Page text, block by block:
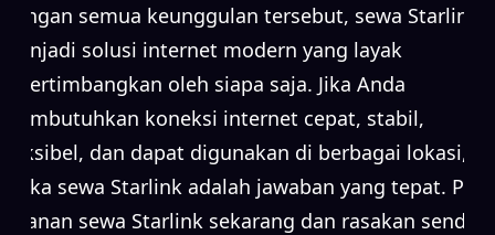
Dengan semua keunggulan tersebut, sewa Starlink
menjadi solusi internet modern yang layak
dipertimbangkan oleh siapa saja. Jika Anda
membutuhkan koneksi internet cepat, stabil,
fleksibel, dan dapat digunakan di berbagai lokasi,
maka sewa Starlink adalah jawaban yang tepat. Pilih
layanan sewa Starlink sekarang dan rasakan sendiri